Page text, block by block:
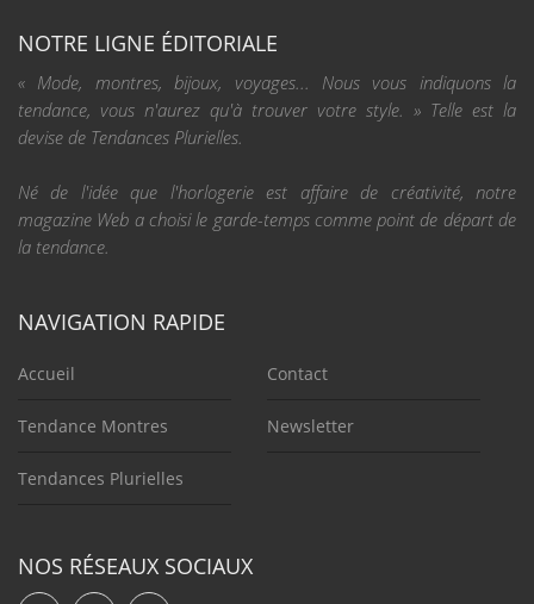
NOTRE LIGNE ÉDITORIALE
« Mode, montres, bijoux, voyages... Nous vous indiquons la
tendance, vous n'aurez qu'à trouver votre style. » Telle est la
devise de Tendances Plurielles.
Né de l'idée que l'horlogerie est affaire de créativité, notre
magazine Web a choisi le garde-temps comme point de départ de
la tendance.
NAVIGATION RAPIDE
Accueil
Tendance Montres
Tendances Plurielles
Contact
Newsletter
NOS RÉSEAUX SOCIAUX